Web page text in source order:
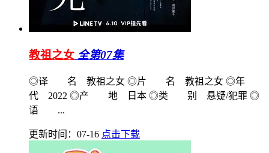
教祖之女 全第07集
◎译 名 教祖之女 ◎片 名 教祖之女 ◎年
代 2022 ◎产 地 日本 ◎类 别 悬疑/犯罪 ◎
语 ...
更新时间：07-16 点击下载